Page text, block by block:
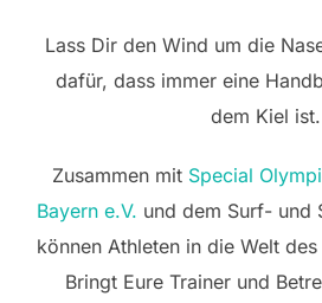
Lass Dir den Wind um die
dafür, dass immer eine
dem Kiel ist.
Zusammen mit Special
Bayern e.V. und dem Surf- und
können Athleten in die Welt
Bringt Eure Trainer und